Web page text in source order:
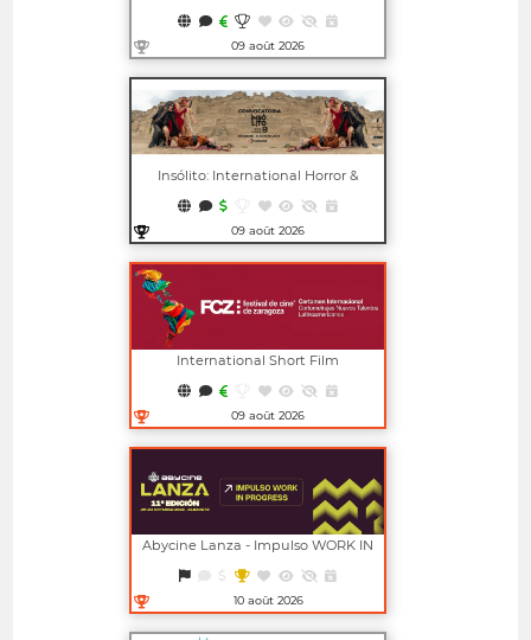
Ouvrir dans une nouvelle fenêtre
09 août 2026
Ouvrir dans une nouvelle fenêtre
Insólito: International Horror &
09 août 2026
Ouvrir dans une nouvelle fenêtre
International Short Film
American Talents (FCZ)
09 août 2026
Ouvrir dans une nouvelle fenêtre
Abycine Lanza - Impulso WORK IN
10 août 2026